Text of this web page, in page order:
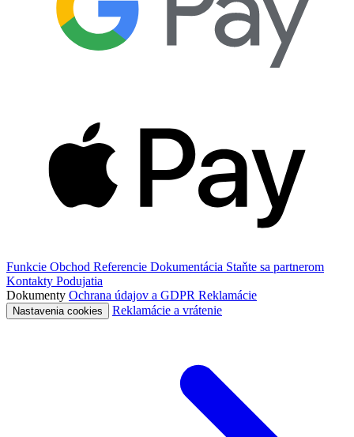
Funkcie Obchod Referencie Dokumentácia Staňte sa partnerom
Kontakty Podujatia
Dokumenty Ochrana údajov a GDPR Reklamácie
Nastavenia cookies Reklamácie a vrátenie